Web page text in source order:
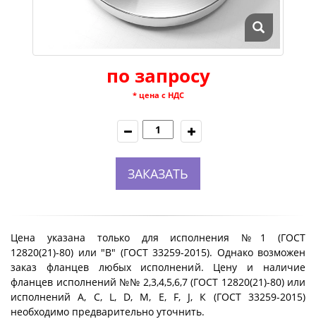
по запросу
* цена с НДС
ЗАКАЗАТЬ
Цена указана только для исполнения №1 (ГОСТ
12820(21)-80) или "B" (ГОСТ 33259-2015). Однако возможен
заказ фланцев любых исполнений. Цену и наличие
фланцев исполнений №№ 2,3,4,5,6,7 (ГОСТ 12820(21)-80) или
исполнений A, C, L, D, M, E, F, J, К (ГОСТ 33259-2015)
необходимо предварительно уточнить.